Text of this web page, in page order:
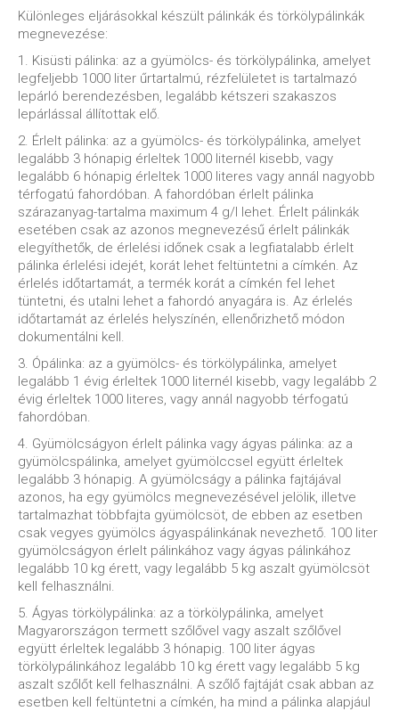
Különleges eljárásokkal készült pálinkák és törkölypálinkák
megnevezése:
1. Kisüsti pálinka: az a gyümölcs- és törkölypálinka, amelyet
legfeljebb 1000 liter űrtartalmú, rézfelületet is tartalmazó
lepárló berendezésben, legalább kétszeri szakaszos
lepárlással állítottak elő.
2. Érlelt pálinka: az a gyümölcs- és törkölypálinka, amelyet
legalább 3 hónapig érleltek 1000 liternél kisebb, vagy
legalább 6 hónapig érleltek 1000 literes vagy annál nagyobb
térfogatú fahordóban. A fahordóban érlelt pálinka
szárazanyag-tartalma maximum 4 g/l lehet. Érlelt pálinkák
esetében csak az azonos megnevezésű érlelt pálinkák
elegyíthetők, de érlelési időnek csak a legfiatalabb érlelt
pálinka érlelési idejét, korát lehet feltüntetni a címkén. Az
érlelés időtartamát, a termék korát a címkén fel lehet
tüntetni, és utalni lehet a fahordó anyagára is. Az érlelés
időtartamát az érlelés helyszínén, ellenőrizhető módon
dokumentálni kell.
3. Ópálinka: az a gyümölcs- és törkölypálinka, amelyet
legalább 1 évig érleltek 1000 liternél kisebb, vagy legalább 2
évig érleltek 1000 literes, vagy annál nagyobb térfogatú
fahordóban.
4. Gyümölcságyon érlelt pálinka vagy ágyas pálinka: az a
gyümölcspálinka, amelyet gyümölccsel együtt érleltek
legalább 3 hónapig. A gyümölcságy a pálinka fajtájával
azonos, ha egy gyümölcs megnevezésével jelölik, illetve
tartalmazhat többfajta gyümölcsöt, de ebben az esetben
csak vegyes gyümölcs ágyaspálinkának nevezhető. 100 liter
gyümölcságyon érlelt pálinkához vagy ágyas pálinkához
legalább 10 kg érett, vagy legalább 5 kg aszalt gyümölcsöt
kell felhasználni.
5. Ágyas törkölypálinka: az a törkölypálinka, amelyet
Magyarországon termett szőlővel vagy aszalt szőlővel
együtt érleltek legalább 3 hónapig. 100 liter ágyas
törkölypálinkához legalább 10 kg érett vagy legalább 5 kg
aszalt szőlőt kell felhasználni. A szőlő fajtáját csak abban az
esetben kell feltüntetni a címkén, ha mind a pálinka alapjául